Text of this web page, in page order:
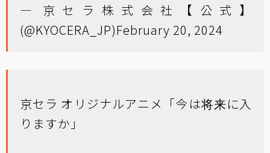
— 京セラ株式会社【公式】
(@KYOCERA_JP)February 20, 2024
京セラ オリジナルアニメ「今は将来に入
りますか」